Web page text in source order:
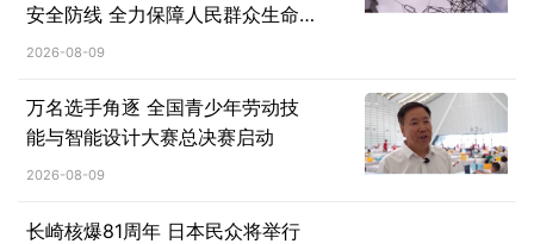
安全防线 全力保障人民群众生命
财产安全
2026-08-09
万名选手角逐 全国青少年劳动技
能与智能设计大赛总决赛启动
2026-08-09
长崎核爆81周年 日本民众将举行